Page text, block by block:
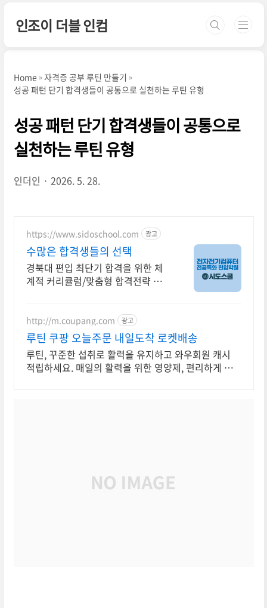
인조이 더블 인컴
Home
자격증 공부 루틴 만들기
성공 패턴 단기 합격생들이 공통으로 실천하는 루틴 유형
성공 패턴 단기 합격생들이 공통으로
실천하는 루틴 유형
인더인 2026. 5. 28.
https://www.sidoschool.com 광고
수많은 합격생들의 선택
경북대 편입 최단기 합격을 위한 체
계적 커리큘럼/맞춤형 합격전략 제
http://m.coupang.com 광고
루틴 쿠팡 오늘주문 내일도착 로켓배송
루틴, 꾸준한 섭취로 활력을 유지하고 와우회원 캐시
적립하세요. 매일의 활력을 위한 영양제, 편리하게 챙